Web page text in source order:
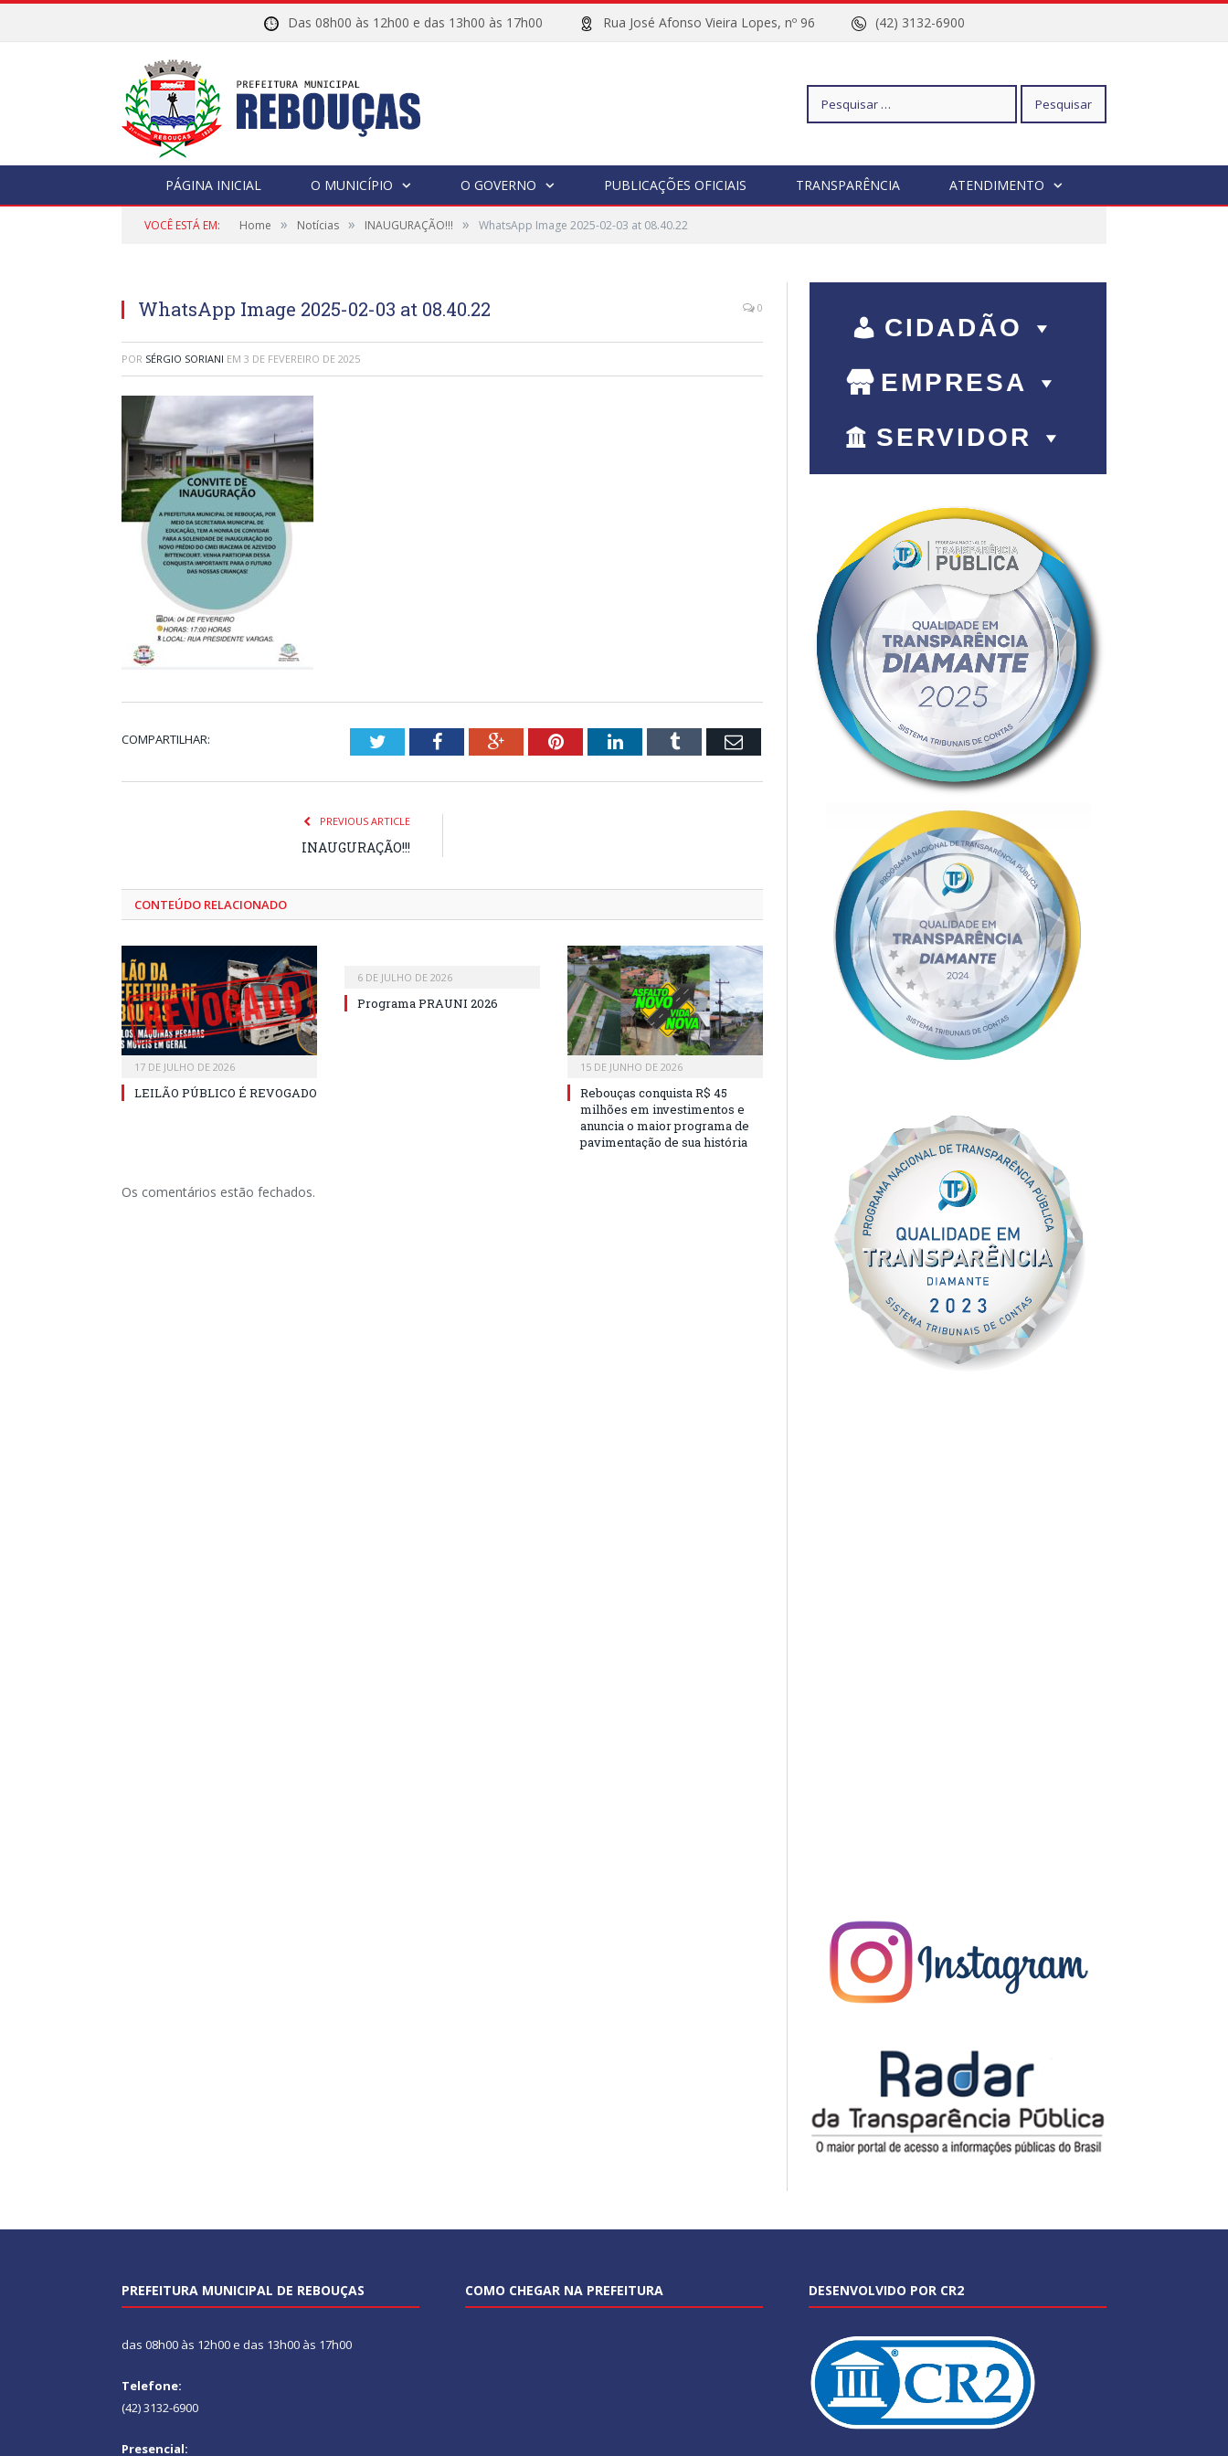
Das 08h00 às 12h00 e das 13h00 às 17h00 Rua José Afonso Vieira Lopes, nº 96 (42) 3132-6900
Pesquisar
PÁGINA INICIAL O MUNICÍPIO O GOVERNO PUBLICAÇÕES OFICIAIS TRANSPARÊNCIA ATENDIMENTO
VOCÊ ESTÁ EM: Home » Notícias » INAUGURAÇÃO!!! » WhatsApp Image 2025-02-03 at 08.40.22
WhatsApp Image 2025-02-03 at 08.40.22 0
POR SÉRGIO SORIANI EM 3 DE FEVEREIRO DE 2025
COMPARTILHAR: TwitterFacebookGoogle+PinterestLinkedInTumblr Email
PREVIOUS ARTICLE
INAUGURAÇÃO!!!
CONTEÚDO RELACIONADO
17 DE JULHO DE 2026
LEILÃO PÚBLICO É REVOGADO
6 DE JULHO DE 2026
Programa PRAUNI 2026
15 DE JUNHO DE 2026
Rebouças conquista R$ 45
milhões em investimentos e
anuncia o maior programa de
pavimentação de sua história
Os comentários estão fechados.
CIDADÃO
EMPRESA
SERVIDOR
PREFEITURA MUNICIPAL DE REBOUÇAS
das 08h00 às 12h00 e das 13h00 às 17h00
Telefone:
(42) 3132-6900
Presencial:
COMO CHEGAR NA PREFEITURA DESENVOLVIDO POR CR2